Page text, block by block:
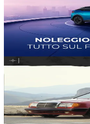
aziendali
#galdieri rent fleet
3min
Generale
Mercedes 500 E
Stoccarda
#galdieri rent, auto nuove,
porsche#bmw